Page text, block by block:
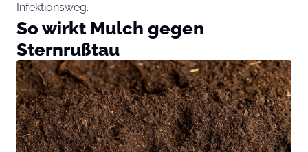
Infektionsweg.
So wirkt Mulch gegen
Sternrußtau